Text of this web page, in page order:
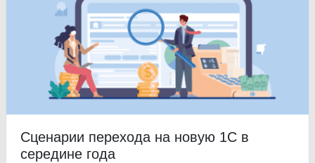
Сценарии перехода на новую 1С в
середине года